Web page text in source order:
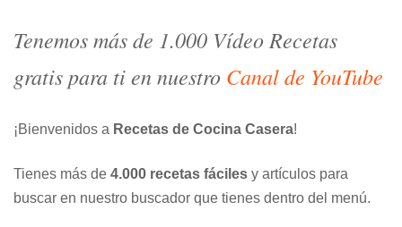
Tenemos más de 1.000 Vídeo Recetas
gratis para ti en nuestro Canal de YouTube
¡Bienvenidos a Recetas de Cocina Casera!
Tienes más de 4.000 recetas fáciles y artículos para
buscar en nuestro buscador que tienes dentro del menú.